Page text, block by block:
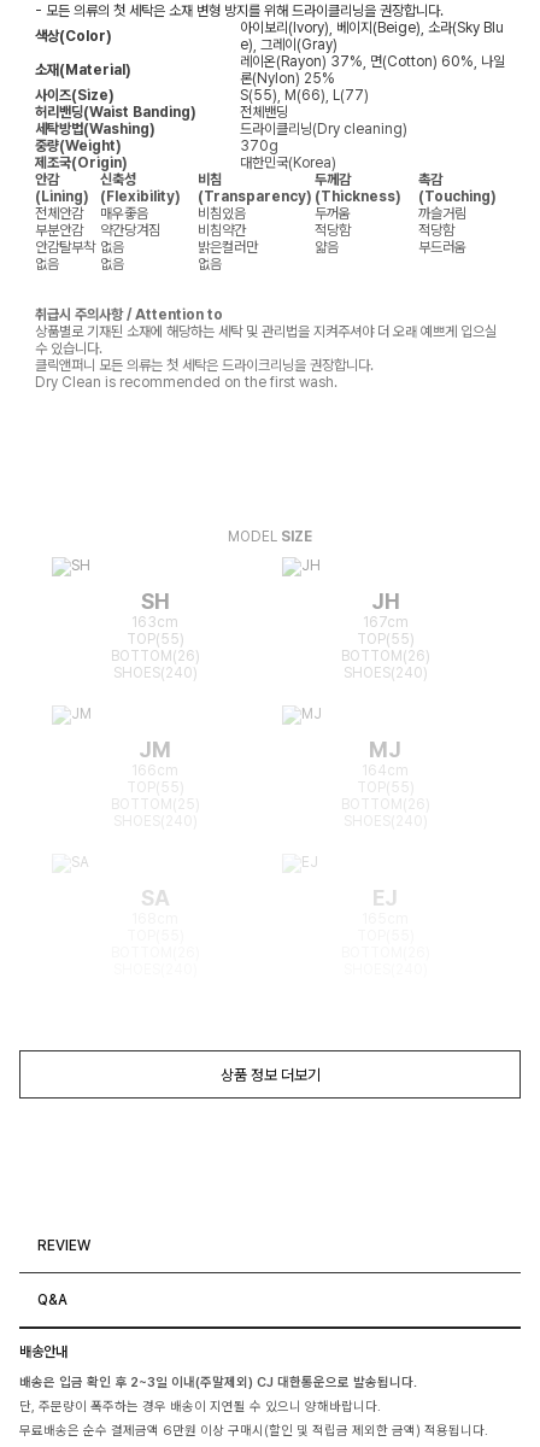
- 모든 의류의 첫 세탁은 소재 변형 방지를 위해 드라이클리닝을 권장합니다.
색상(Color)
아이보리(Ivory), 베이지(Beige), 소라(Sky Blu
e), 그레이(Gray)
소재(Material)
레이온(Rayon) 37%, 면(Cotton) 60%, 나일
론(Nylon) 25%
사이즈(Size)
S(55), M(66), L(77)
허리밴딩(Waist Banding)
전체밴딩
세탁방법(Washing)
드라이클리닝(Dry cleaning)
중량(Weight)
370g
제조국(Origin)
대한민국(Korea)
안감
(Lining)
신축성
(Flexibility)
비침
(Transparency)
두께감
(Thickness)
촉감
(Touching)
전체안감
매우좋음 비침있음 두꺼움
까슬거림
부분안감
약간당겨짐 비침약간 적당함
적당함
안감탈부착 없음 밝은컬러만 얇음
부드러움
없음
없음 없음
취급시 주의사항 / Attention to
상품별로 기재된 소재에 해당하는 세탁 및 관리법을 지켜주셔야 더 오래 예쁘게 입으실
수 있습니다.
클릭앤퍼니 모든 의류는 첫 세탁은 드라이크리닝을 권장합니다.
Dry Clean is recommended on the first wash.
MODEL SIZE
SH
163cm
TOP(55)
BOTTOM(26)
SHOES(240)
JH
167cm
TOP(55)
BOTTOM(26)
SHOES(240)
JM
166cm
TOP(55)
BOTTOM(25)
MJ
164cm
TOP(55)
BOTTOM(26)
SA EJ
상품 정보 더보기
REVIEW
Q&A
배송안내
배송은 입금 확인 후 2~3일 이내(주말제외) CJ 대한통운으로 발송됩니다.
단, 주문량이 폭주하는 경우 배송이 지연될 수 있으니 양해바랍니다.
무료배송은 순수 결제금액 6만원 이상 구매시(할인 및 적립금 제외한 금액) 적용됩니다.